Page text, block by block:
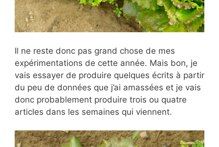
Il ne reste donc pas grand chose de mes
expérimentations de cette année. Mais bon, je
vais essayer de produire quelques écrits à partir
du peu de données que j’ai amassées et je vais
donc probablement produire trois ou quatre
articles dans les semaines qui viennent.